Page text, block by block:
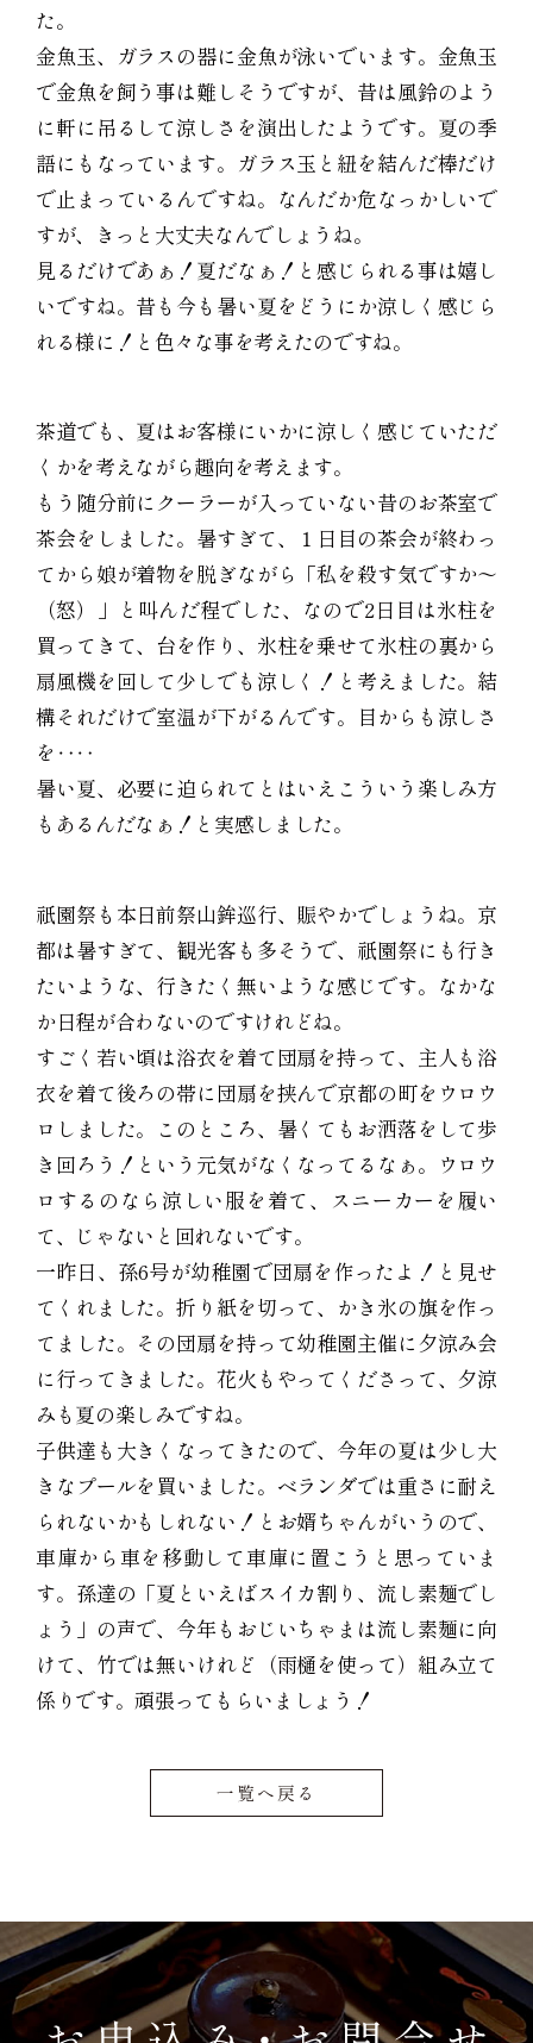
た。
金魚玉、ガラスの器に金魚が泳いでいます。金魚玉
で金魚を飼う事は難しそうですが、昔は風鈴のよう
に軒に吊るして涼しさを演出したようです。夏の季
語にもなっています。ガラス玉と紐を結んだ棒だけ
で止まっているんですね。なんだか危なっかしいで
すが、きっと大丈夫なんでしょうね。
見るだけであぁ！夏だなぁ！と感じられる事は嬉し
いですね。昔も今も暑い夏をどうにか涼しく感じら
れる様に！と色々な事を考えたのですね。
茶道でも、夏はお客様にいかに涼しく感じていただ
くかを考えながら趣向を考えます。
もう随分前にクーラーが入っていない昔のお茶室で
茶会をしました。暑すぎて、１日目の茶会が終わっ
てから娘が着物を脱ぎながら「私を殺す気ですか〜
（怒）」と叫んだ程でした、なので2日目は氷柱を
買ってきて、台を作り、氷柱を乗せて氷柱の裏から
扇風機を回して少しでも涼しく！と考えました。結
構それだけで室温が下がるんです。目からも涼しさ
を‥‥
暑い夏、必要に迫られてとはいえこういう楽しみ方
もあるんだなぁ！と実感しました。
祇園祭も本日前祭山鉾巡行、賑やかでしょうね。京
都は暑すぎて、観光客も多そうで、祇園祭にも行き
たいような、行きたく無いような感じです。なかな
か日程が合わないのですけれどね。
すごく若い頃は浴衣を着て団扇を持って、主人も浴
衣を着て後ろの帯に団扇を挟んで京都の町をウロウ
ロしました。このところ、暑くてもお洒落をして歩
き回ろう！という元気がなくなってるなぁ。ウロウ
ロするのなら涼しい服を着て、スニーカーを履い
て、じゃないと回れないです。
一昨日、孫6号が幼稚園で団扇を作ったよ！と見せ
てくれました。折り紙を切って、かき氷の旗を作っ
てました。その団扇を持って幼稚園主催に夕涼み会
に行ってきました。花火もやってくださって、夕涼
みも夏の楽しみですね。
子供達も大きくなってきたので、今年の夏は少し大
きなプールを買いました。ベランダでは重さに耐え
られないかもしれない！とお婿ちゃんがいうので、
車庫から車を移動して車庫に置こうと思っていま
す。孫達の「夏といえばスイカ割り、流し素麺でし
ょう」の声で、今年もおじいちゃまは流し素麺に向
けて、竹では無いけれど（雨樋を使って）組み立て
係りです。頑張ってもらいましょう！